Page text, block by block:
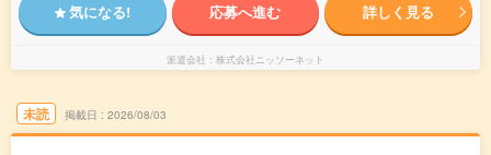
気になる! 応募へ進む 詳しく見る
派遣会社 株式会社ニッソーネット
未読 掲載日 2026/08/03